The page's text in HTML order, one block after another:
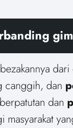
canggih, dan
dan
masyarakat